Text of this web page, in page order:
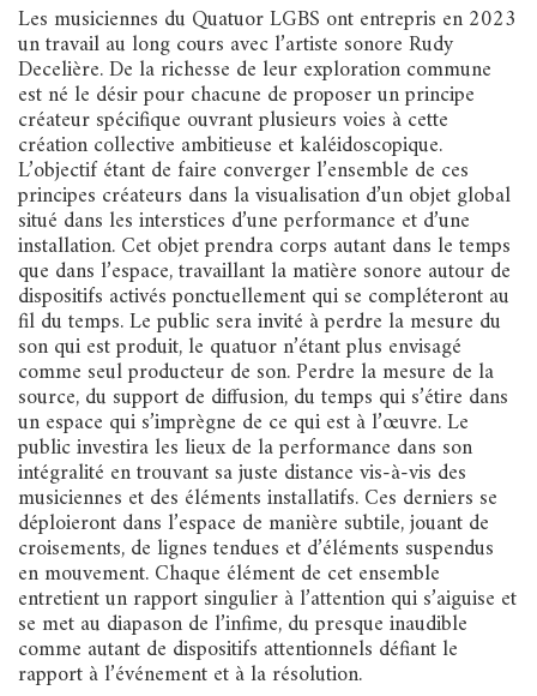
Les musiciennes du Quatuor LGBS ont entrepris en 2023
un travail au long cours avec l’artiste sonore Rudy
Decelière. De la richesse de leur exploration commune
est né le désir pour chacune de proposer un principe
créateur spécifique ouvrant plusieurs voies à cette
création collective ambitieuse et kaléidoscopique.
L’objectif étant de faire converger l’ensemble de ces
principes créateurs dans la visualisation d’un objet global
situé dans les interstices d’une performance et d’une
installation. Cet objet prendra corps autant dans le temps
que dans l’espace, travaillant la matière sonore autour de
dispositifs activés ponctuellement qui se compléteront au
fil du temps. Le public sera invité à perdre la mesure du
son qui est produit, le quatuor n’étant plus envisagé
comme seul producteur de son. Perdre la mesure de la
source, du support de diffusion, du temps qui s’étire dans
un espace qui s’imprègne de ce qui est à l’œuvre. Le
public investira les lieux de la performance dans son
intégralité en trouvant sa juste distance vis-à-vis des
musiciennes et des éléments installatifs. Ces derniers se
déploieront dans l’espace de manière subtile, jouant de
croisements, de lignes tendues et d’éléments suspendus
en mouvement. Chaque élément de cet ensemble
entretient un rapport singulier à l’attention qui s’aiguise et
se met au diapason de l’infime, du presque inaudible
comme autant de dispositifs attentionnels défiant le
rapport à l’événement et à la résolution.